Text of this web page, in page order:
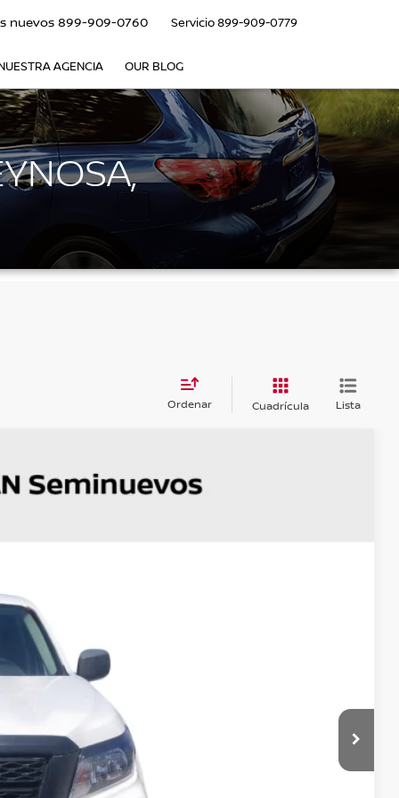
nuevos 899-909-0760 Servicio899-909-0779
AGENCIA OUR BLOG
Ordenar Cuadrícula Lista